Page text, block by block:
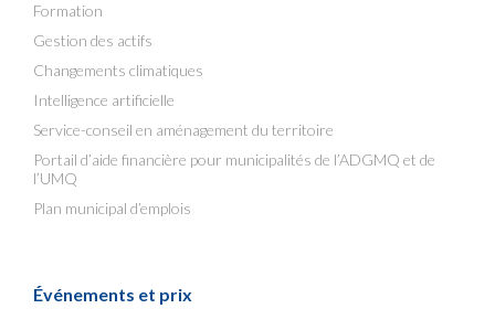
Formation
Gestion des actifs
Changements climatiques
Intelligence artificielle
Service-conseil en aménagement du territoire
Portail d’aide financière pour municipalités de l’ADGMQ et de
l’UMQ
Plan municipal d’emplois
Événements et prix